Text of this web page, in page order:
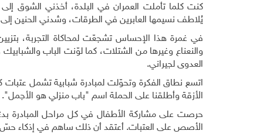
كنت كلما تأملت العمران في البلدة، أخذني الشوق
يُلاطف نسيمها العابرين في الطرقات، وشدني الحنين إلى
في غمرة هذا الإحساس تشجعّت لمحاكاة التجربة،
والنعناع وغيرها من الشتلات، كما لوّنت الباب
العدوى لجيراني.
اتسع نطاق الفكرة وتحوّلت لمبادرة شبابية تشمل
الأزقة وأطلقنا على الحملة اسم "باب منزلي هو الأجمل".
حرصت على مشاركة الأطفال في كل مراحل المبادرة بدءًا
الأصص على العتبات. أعتقد أن ذلك ساهم في إذكاء حسّ